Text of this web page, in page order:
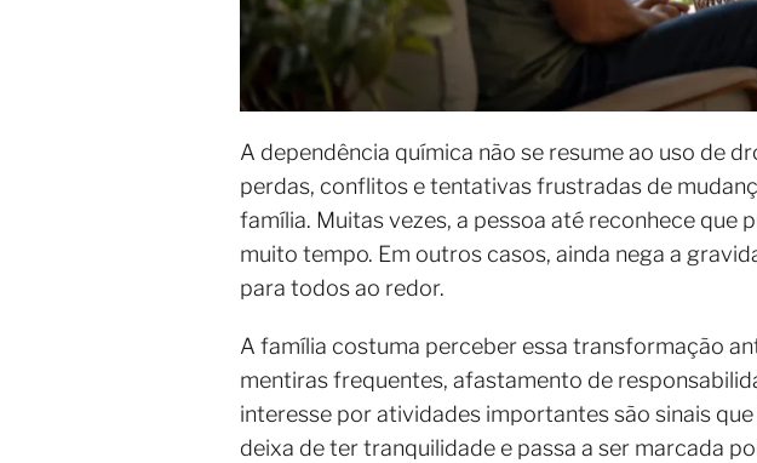
A dependência química não se resume ao uso de
perdas, conflitos e tentativas frustradas de
família. Muitas vezes, a pessoa até reconhece que
muito tempo. Em outros casos, ainda nega a
para todos ao redor.
A família costuma perceber essa transformação
mentiras frequentes, afastamento de
interesse por atividades importantes são sinais
deixa de ter tranquilidade e passa a ser marcada